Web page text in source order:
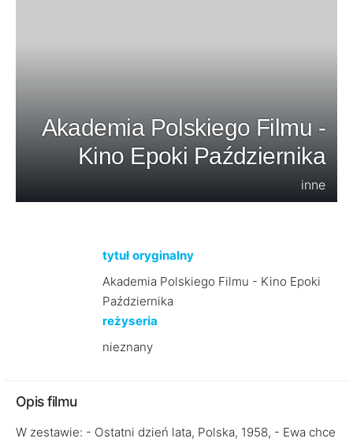
Akademia Polskiego Filmu -
Kino Epoki Października
inne
tytuł oryginalny
Akademia Polskiego Filmu - Kino Epoki
Października
reżyseria
nieznany
Opis filmu
W zestawie: - Ostatni dzień lata, Polska, 1958, - Ewa chce